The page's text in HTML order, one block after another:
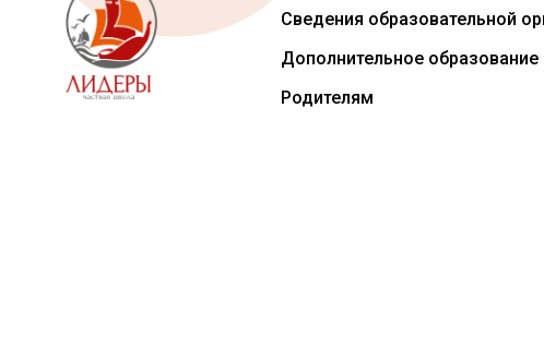
Сведения образовательной
Дополнительное образование
Родителям